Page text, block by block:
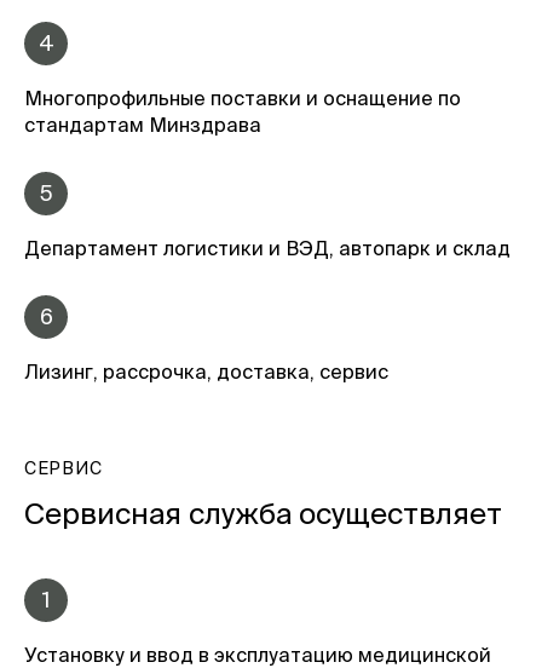
4
Многопрофильные поставки и оснащение по
стандартам Минздрава
5
Департамент логистики и ВЭД, автопарк и склад
6
Лизинг, рассрочка, доставка, сервис
СЕРВИС
Сервисная служба осуществляет
1
Установку и ввод в эксплуатацию медицинской